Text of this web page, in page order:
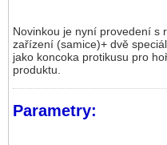
Novinkou je nyní provedení s
zařízení (samice)+ dvě
jako koncoka protikusu pro
produktu.
Parametry: